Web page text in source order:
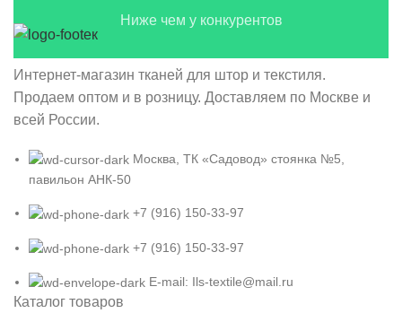
Ниже чем у конкурентов
Интернет-магазин тканей для штор и текстиля.
Продаем оптом и в розницу. Доставляем по Москве и
всей России.
Москва, ТК «Садовод» стоянка №5,
павильон АНК-50
+7 (916) 150-33-97
+7 (916) 150-33-97
E-mail: Ils-textile@mail.ru
Каталог товаров